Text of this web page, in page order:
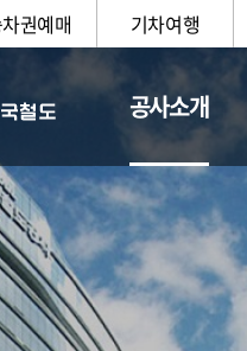
권예매 기차여행
공사소개
일반현황